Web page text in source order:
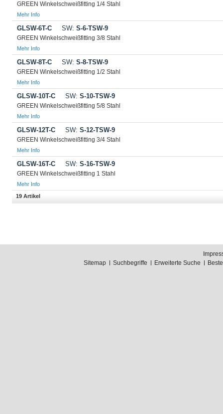
GREEN Winkelschweißfitting 1/4 Stahl
Mehr Info
GLSW-6T-C SW: S-6-TSW-9
GREEN Winkelschweißfitting 3/8 Stahl
Mehr Info
GLSW-8T-C SW: S-8-TSW-9
GREEN Winkelschweißfitting 1/2 Stahl
Mehr Info
GLSW-10T-C SW: S-10-TSW-9
GREEN Winkelschweißfitting 5/8 Stahl
Mehr Info
GLSW-12T-C SW: S-12-TSW-9
GREEN Winkelschweißfitting 3/4 Stahl
Mehr Info
GLSW-16T-C SW: S-16-TSW-9
GREEN Winkelschweißfitting 1 Stahl
Mehr Info
19 Artikel
Sitemap
Suchbegriffe Erweiterte Suche